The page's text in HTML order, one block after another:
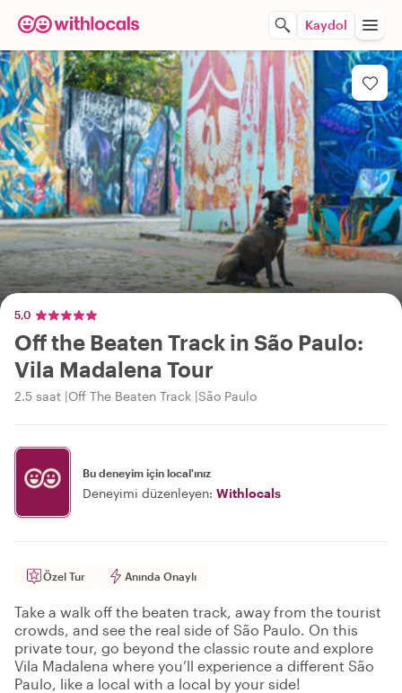
Kaydol
5,0
Off the Beaten Track in São Paulo:
Vila Madalena Tour
2.5 saat Off The Beaten Track São Paulo
Bu deneyim için local'ınız
Deneyimi düzenleyen: Withlocals
Özel Tur Anında Onaylı
Take a walk off the beaten track, away from the tourist
crowds, and see the real side of São Paulo. On this
private tour, go beyond the classic route and explore
Vila Madalena where you’ll experience a different São
Paulo, like a local with a local by your side!